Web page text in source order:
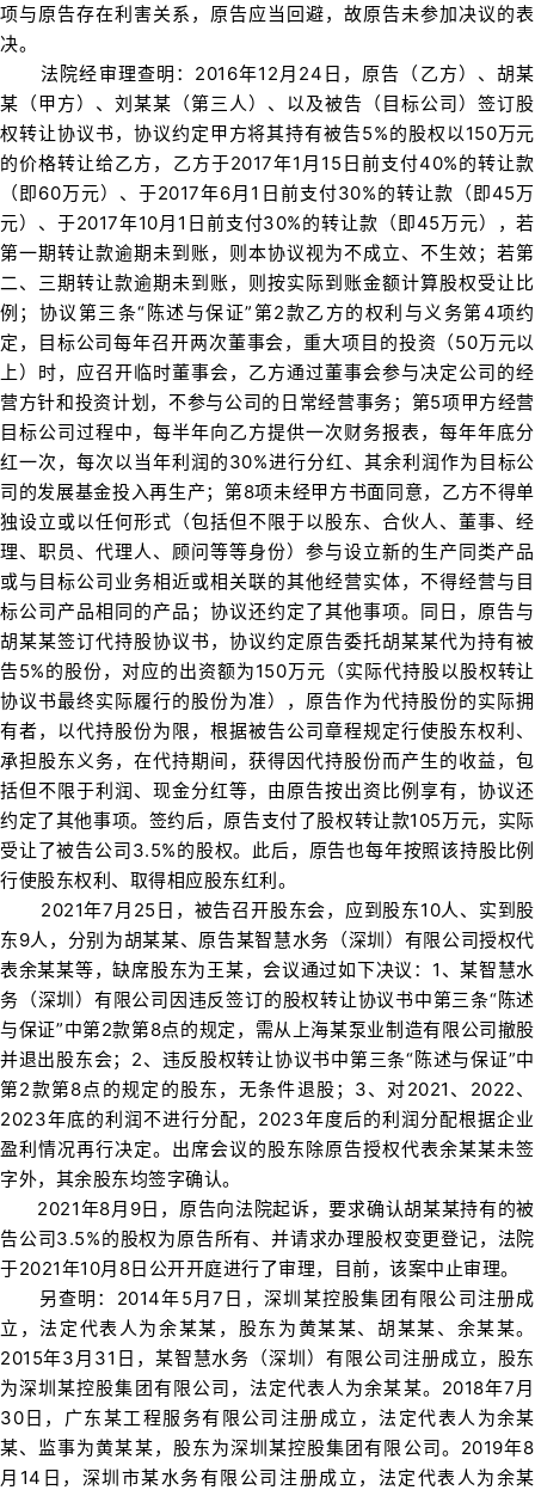
项与原告存在利害关系，原告应当回避，故原告未参加决议的表
决。
法院经审理查明：2016年12月24日，原告（乙方）、胡某
某（甲方）、刘某某（第三人）、以及被告（目标公司）签订股
权转让协议书，协议约定甲方将其持有被告5%的股权以150万元
的价格转让给乙方，乙方于2017年1月15日前支付40%的转让款
（即60万元）、于2017年6月1日前支付30%的转让款（即45万
元）、于2017年10月1日前支付30%的转让款（即45万元），若
第一期转让款逾期未到账，则本协议视为不成立、不生效；若第
二、三期转让款逾期未到账，则按实际到账金额计算股权受让比
例；协议第三条“陈述与保证”第2款乙方的权利与义务第4项约
定，目标公司每年召开两次董事会，重大项目的投资（50万元以
上）时，应召开临时董事会，乙方通过董事会参与决定公司的经
营方针和投资计划，不参与公司的日常经营事务；第5项甲方经营
目标公司过程中，每半年向乙方提供一次财务报表，每年年底分
红一次，每次以当年利润的30%进行分红、其余利润作为目标公
司的发展基金投入再生产；第8项未经甲方书面同意，乙方不得单
独设立或以任何形式（包括但不限于以股东、合伙人、董事、经
理、职员、代理人、顾问等等身份）参与设立新的生产同类产品
或与目标公司业务相近或相关联的其他经营实体，不得经营与目
标公司产品相同的产品；协议还约定了其他事项。同日，原告与
胡某某签订代持股协议书，协议约定原告委托胡某某代为持有被
告5%的股份，对应的出资额为150万元（实际代持股以股权转让
协议书最终实际履行的股份为准），原告作为代持股份的实际拥
有者，以代持股份为限，根据被告公司章程规定行使股东权利、
承担股东义务，在代持期间，获得因代持股份而产生的收益，包
括但不限于利润、现金分红等，由原告按出资比例享有，协议还
约定了其他事项。签约后，原告支付了股权转让款105万元，实际
受让了被告公司3.5%的股权。此后，原告也每年按照该持股比例
行使股东权利、取得相应股东红利。
2021年7月25日，被告召开股东会，应到股东10人、实到股
东9人，分别为胡某某、原告某智慧水务（深圳）有限公司授权代
表余某某等，缺席股东为王某，会议通过如下决议：1、某智慧水
务（深圳）有限公司因违反签订的股权转让协议书中第三条“陈述
与保证”中第2款第8点的规定，需从上海某泵业制造有限公司撤股
并退出股东会；2、违反股权转让协议书中第三条“陈述与保证”中
第2款第8点的规定的股东，无条件退股；3、对2021、2022、
2023年底的利润不进行分配，2023年度后的利润分配根据企业
盈利情况再行决定。出席会议的股东除原告授权代表余某某未签
字外，其余股东均签字确认。
2021年8月9日，原告向法院起诉，要求确认胡某某持有的被
告公司3.5%的股权为原告所有、并请求办理股权变更登记，法院
于2021年10月8日公开开庭进行了审理，目前，该案中止审理。
另查明：2014年5月7日，深圳某控股集团有限公司注册成
立，法定代表人为余某某，股东为黄某某、胡某某、余某某。
2015年3月31日，某智慧水务（深圳）有限公司注册成立，股东
为深圳某控股集团有限公司，法定代表人为余某某。2018年7月
30日，广东某工程服务有限公司注册成立，法定代表人为余某
某、监事为黄某某，股东为深圳某控股集团有限公司。2019年8
月14日，深圳市某水务有限公司注册成立，法定代表人为余某